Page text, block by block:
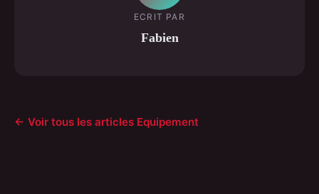
ECRIT PAR
Fabien
← Voir tous les articles Equipement